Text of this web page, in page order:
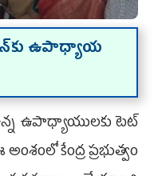
ఉపాధ్యాయ
ఉపాధ్యాయులకు టెట్
కేంద్ర ప్రభుత్వం